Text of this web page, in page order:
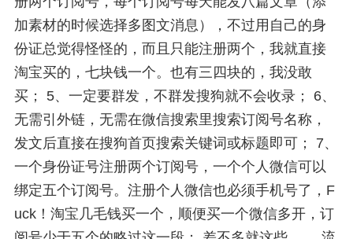
加素材的时候选择多图文消息），不过用自己的身
份证总觉得怪怪的，而且只能注册两个，我就直接
淘宝买的，七块钱一个。也有三四块的，我没敢
买； 5、一定要群发，不群发搜狗就不会收录； 6、
无需引外链，无需在微信搜索里搜索订阅号名称，
发文后直接在搜狗首页搜索关键词或标题即可； 7、
一个身份证号注册两个订阅号，一个个人微信可以
绑定五个订阅号。注册个人微信也必须手机号了，F
uck！淘宝几毛钱买一个，顺便买一个微信多开，订